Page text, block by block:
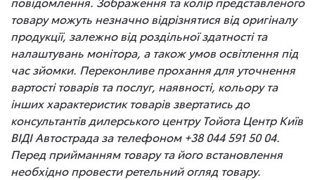
товару можуть незначно відрізнятися від оригіналу
продукції, залежно від роздільної здатності та
налаштувань монітора, а також умов освітлення під
час зйомки. Переконливе прохання для уточнення
вартості товарів та послуг, наявності, кольору та
інших характеристик товарів звертатись до
консультантів дилерського центру Тойота Центр Київ
ВІДІ Автострада за телефоном +38 044 591 50 04.
Перед прийманням товару та його встановлення
необхідно провести ретельний огляд товару.